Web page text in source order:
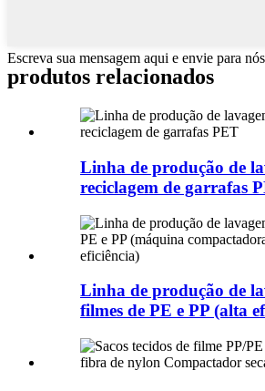
Escreva sua mensagem aqui e envie para nós
produtos relacionados
Linha de produção de
reciclagem de garrafas
Linha de produção de
filmes de PE e PP (alta